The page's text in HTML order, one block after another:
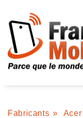
Fabricants » Acer